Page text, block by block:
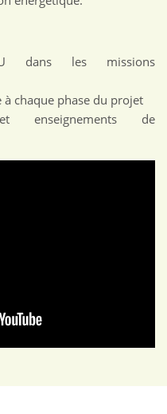
dans les missions
chaque phase du projet
enseignements de